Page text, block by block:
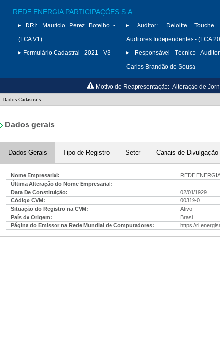
REDE ENERGIA PARTICIPAÇÕES S.A.
DRI:
Maurício Perez Botelho -
(FCA V1)
Formulário Cadastral - 2021 - V3
Auditor:
Deloitte Touche
Auditores Independentes - (FCA
Responsável Técnico
Carlos Brandão de Sousa
Motivo de Reapresentação: Alteração de